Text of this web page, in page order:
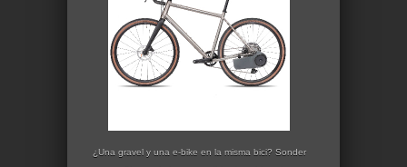
¿Una gravel y una e-bike en la misma bici? Sonder